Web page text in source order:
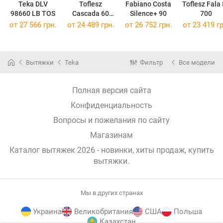
Teka DLV
98660 LB TOS
Toflesz
Cascada 60
700
Fabiano Costa
Silence+ 90
Toflesz Fala
700
от 27 566 грн. от 24 489 грн. от 26 752 грн. от 23 419
Вытяжки Teka Фильтр Все модели
Полная версия сайта
Конфиденциальность
Вопросы и пожелания по сайту
Магазинам
Каталог вытяжек 2026 - новинки, хиты продаж, купить
вытяжки.
Мы в других странах
Украина Великобритания США
Польша